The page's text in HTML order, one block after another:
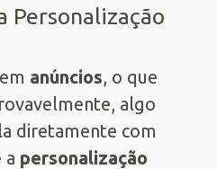
Personalização
anúncios, o que
algo
diretamente com
a personalização